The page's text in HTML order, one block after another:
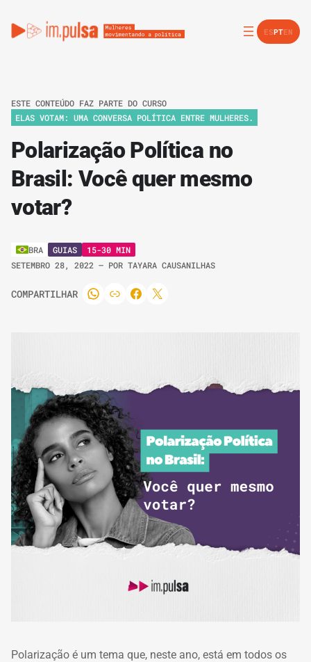
ESPTEN
ESTE CONTEÚDO FAZ PARTE DO CURSO
ELAS VOTAM: UMA CONVERSA POLÍTICA ENTRE MULHERES.
Polarização Política no
Brasil: Você quer mesmo
votar?
BRA GUIAS
15-30 MIN
SETEMBRO 28, 2022 – POR TAYARA CAUSANILHAS
COMPARTILHAR
Polarização é um tema que, neste ano, está em todos os